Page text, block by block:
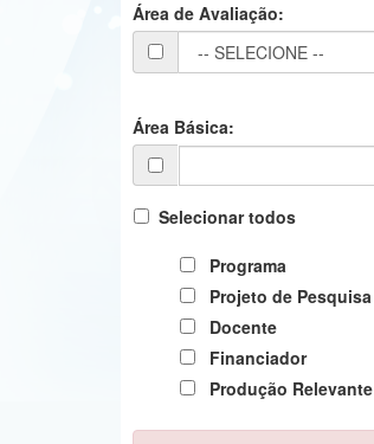
Área de Avaliação:
Área Básica:
Selecionar todos
Programa
Projeto de Pesquisa
Docente
Financiador
Produção Relevante